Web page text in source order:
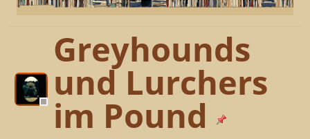
Greyhounds
und Lurchers
im Pound